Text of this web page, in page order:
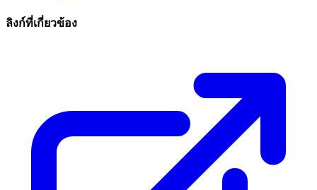
ลิงก์ที่เกี่ยวข้อง